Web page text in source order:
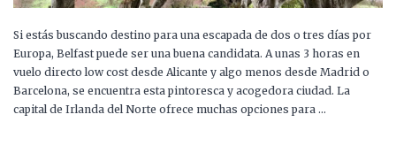
Si estás buscando destino para una escapada de dos o tres días por
Europa, Belfast puede ser una buena candidata. A unas 3 horas en
vuelo directo low cost desde Alicante y algo menos desde Madrid o
Barcelona, se encuentra esta pintoresca y acogedora ciudad. La
capital de Irlanda del Norte ofrece muchas opciones para …